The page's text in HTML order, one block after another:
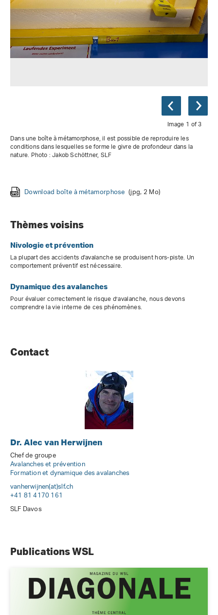
Image 1 of 3
Dans une boîte à métamorphose, il est possible de reproduire les
conditions dans lesquelles se forme le givre de profondeur dans la
nature. Photo : Jakob Schöttner, SLF
Download boîte à métamorphose (jpg, 2 Mo)
Download cristaux de givre(jpg, 1 Mo)
Thèmes voisins
Nivologie et prévention
La plupart des accidents d'avalanche se produisent hors-piste. Un
comportement préventif est nécessaire.
Dynamique des avalanches
Pour évaluer correctement le risque d’avalanche, nous devons
comprendre la vie interne de ces phénomènes.
Contact
Dr. Alec van Herwijnen
Chef de groupe
Avalanches et prévention
Formation et dynamique des avalanches
vanherwijnen(at)slf.ch
+41 81 4170 161
SLF Davos
Publications WSL